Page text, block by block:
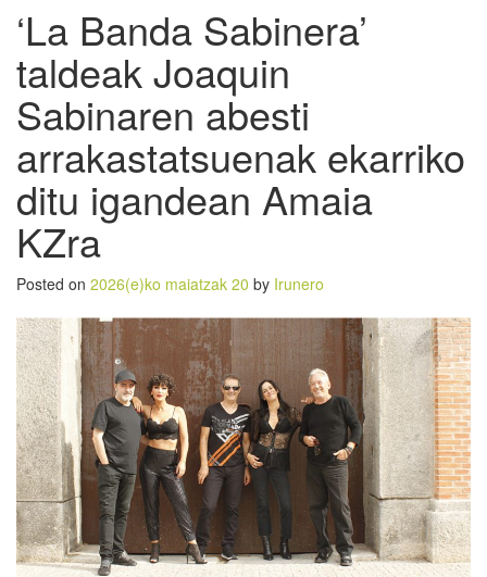
‘La Banda Sabinera’
taldeak Joaquin
Sabinaren abesti
arrakastatsuenak ekarriko
ditu igandean Amaia
KZra
Posted on 2026(e)ko maiatzak 20 by Irunero